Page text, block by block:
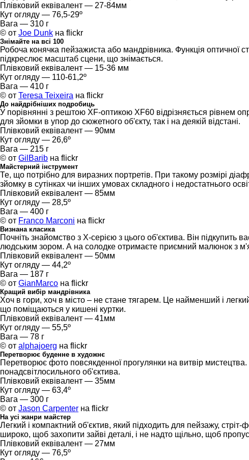
Плівковий еквівалент — 27-84мм
Кут огляду — 76,5-29º
Вага — 310 г
© от Joe Dunk на flickr
Знімайте на всі 100
Робоча конячка пейзажиста або мандрівника. Функція оптичної
підкреслює масштаб сцени, що знімається.
Плівковий еквівалент — 15-36 мм
Кут огляду — 110-61,2º
Вага — 410 г
© от Teresa Teixeira на flickr
До найдрібніших подробиць
У порівнянні з рештою XF-оптикою XF60 відрізняється рівнем
для зйомки в упор до сюжетного об'єкту, так і на деякій відстані.
Плівковий еквівалент — 90мм
Кут огляду — 26,6º
Вага — 215 г
© от GilBarib на flickr
Майстерний інструмент
Те, що потрібно для виразних портретів. При такому розмірі
зйомку в сутінках чи інших умовах складного і недостатнього
Плівковий еквівалент — 85мм
Кут огляду — 28,5º
Вага — 400 г
© от Franco Marconi на flickr
Визнана класика
Почніть знайомство з Х-серією з цього об'єктива. Він підкупить
людським зором. А на солодке отримаєте приємний малюнок з
Плівковий еквівалент — 50мм
Кут огляду — 44,2º
Вага — 187 г
© от GianMarco на flickr
Кращий вибір мандрівника
Хоч в гори, хоч в місто – не стане тягарем. Це найменший і
що поміщаються у кишені куртки.
Плівковий еквівалент — 41мм
Кут огляду — 55,5º
Вага — 78 г
© от alphajoerg на flickr
Перетворює буденне в художнє
Перетворює фото повсякденної прогулянки на витвір
понадсвітлосильного об'єктива.
Плівковий еквівалент — 35мм
Кут огляду — 63,4º
Вага — 300 г
© от Jason Carpenter на flickr
На усі жанри майстер
Легкий і компактний об'єктив, який підходить для пейзажу,
широко, щоб захопити зайві деталі, і не надто щільно, щоб
Плівковий еквівалент — 27мм
Кут огляду — 76,5º